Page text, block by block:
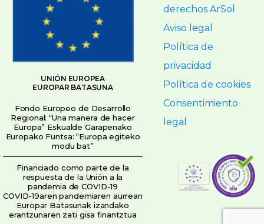
UNIÓN EUROPEA
EUROPAR BATASUNA
Fondo Europeo de Desarrollo
Regional: “Una manera de hacer
Europa” Eskualde Garapenako
Europako Funtsa: “Europa egiteko
modu bat”
Financiado como parte de la
respuesta de la Unión a la
pandemia de COVID-19
COVID-19aren pandemiaren aurrean
Europar Batasunak izandako
erantzunaren zati gisa finantztua
derechos ArSol
Aviso legal
Política de
privacidad
Política de cookies
Consentimiento
legal